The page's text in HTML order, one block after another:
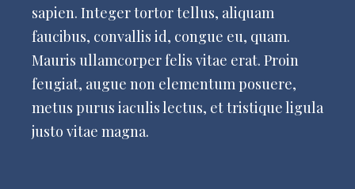
sapien. Integer tortor tellus, aliquam
faucibus, convallis id, congue eu, quam.
Mauris ullamcorper felis vitae erat. Proin
feugiat, augue non elementum posuere,
metus purus iaculis lectus, et tristique ligula
justo vitae magna.